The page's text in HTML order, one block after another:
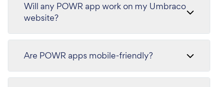
Will any POWR app work on my Umbraco
website?
Are POWR apps mobile-friendly?